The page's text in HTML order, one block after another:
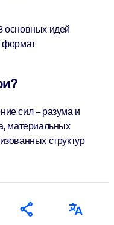
основных идей
формат
сил – разума и
материальных
структур